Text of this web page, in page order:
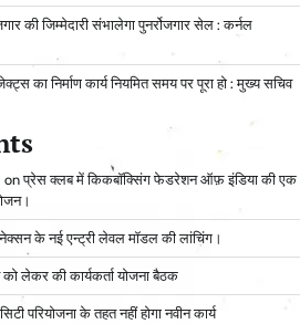
की जिम्मेदारी संभालेगा पुनर्रोजगार सेल : कर्नल
का निर्माण कार्य नियमित समय पर पूरा हो : मुख्य सचिव
onप्रेस क्लब में किकबॉक्सिंग फेडरेशन ऑफ़ इंडिया की एक
नेक्सन के नई एन्ट्री लेवल मॉडल की लांचिंग।
लेकर की कार्यकर्ता योजना बैठक
परियोजना के तहत नहीं होगा नवीन कार्य